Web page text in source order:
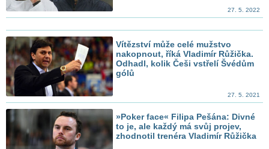
27. 5. 2022
Vítězství může celé mužstvo
nakopnout, říká Vladimír Růžička.
Odhadl, kolik Češi vstřelí Švédům
gólů
27. 5. 2021
»Poker face« Filipa Pešána: Divné
to je, ale každý má svůj projev,
zhodnotil trenéra Vladimír Růžička